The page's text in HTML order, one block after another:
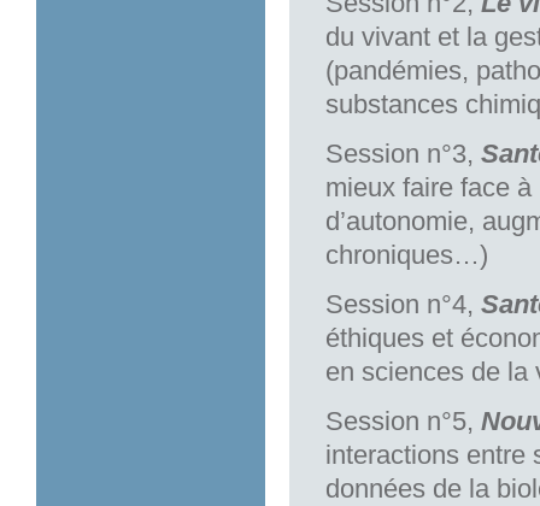
du vivant et la
(pandémies,
substances
Session n°3,
mieux faire face à
d’autonomie,
chroniques…)
Session n°4,
éthiques et
en sciences de la
Session n°5,
interactions entre
données de la